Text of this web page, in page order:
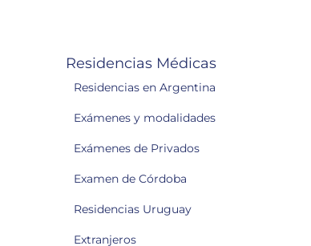
Residencias Médicas
Residencias en Argentina
Exámenes y modalidades
Exámenes de Privados
Examen de Córdoba
Residencias Uruguay
Extranjeros